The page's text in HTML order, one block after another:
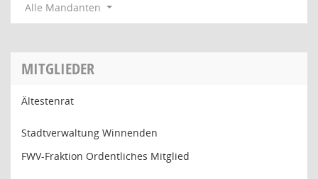
Alle Mandanten
MITGLIEDER
Ältestenrat
Stadtverwaltung Winnenden
FWV-Fraktion Ordentliches Mitglied